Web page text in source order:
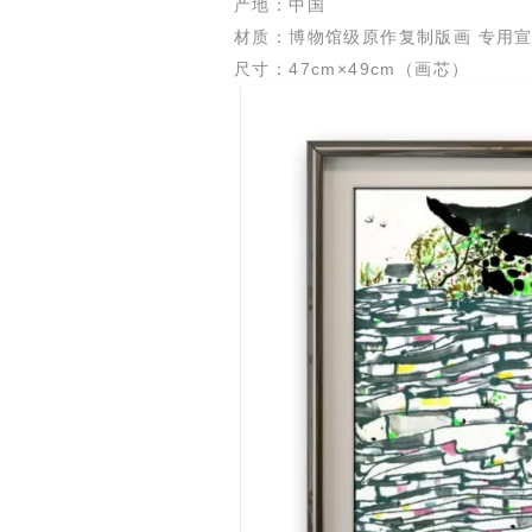
产地：中国
材质：博物馆级原作复制版画 专用
尺寸：47cm×49cm（画芯）